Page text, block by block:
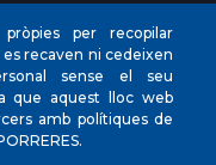
07260
per recopilar
recaven ni cedeixen
sense el seu
que aquest lloc web
amb polítiques de